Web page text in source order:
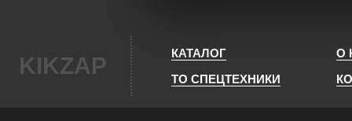
KIKZAP КАТАЛОГ
О
ТО СПЕЦТЕХНИКИ